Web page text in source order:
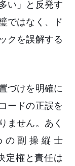
い」と反発す
ではなく、ド
クを誤解する
づけを明確に
ードの正誤を
ません。あく
の副操縦士
定権と責任は